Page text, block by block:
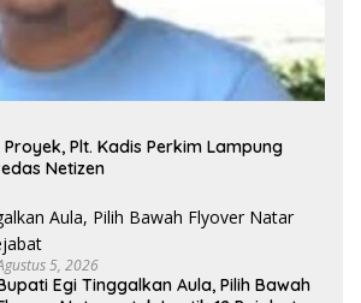
Plt. Kadis Perkim Lampung
Netizen
5, 2026
Egi Tinggalkan Aula, Pilih Bawah